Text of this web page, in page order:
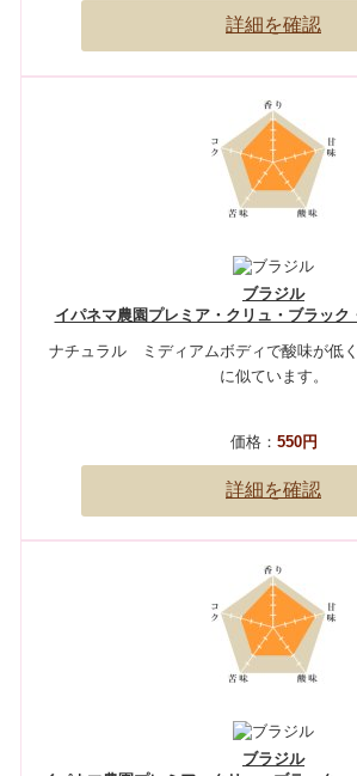
詳細を確認
ブラジル
イパネマ農園プレミア・クリュ・ブラッ
ナチュラル ミディアムボディで酸味が低
に似ています。
価格： 550円
詳細を確認
ブラジル